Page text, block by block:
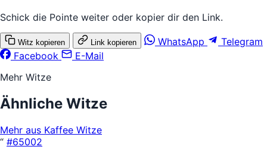
Schick die Pointe weiter oder kopier dir den Link.
Witz kopieren Link kopieren WhatsApp
Telegram
Facebook
E-Mail
Mehr Witze
Ähnliche Witze
Mehr aus Kaffee Witze
“ #65002